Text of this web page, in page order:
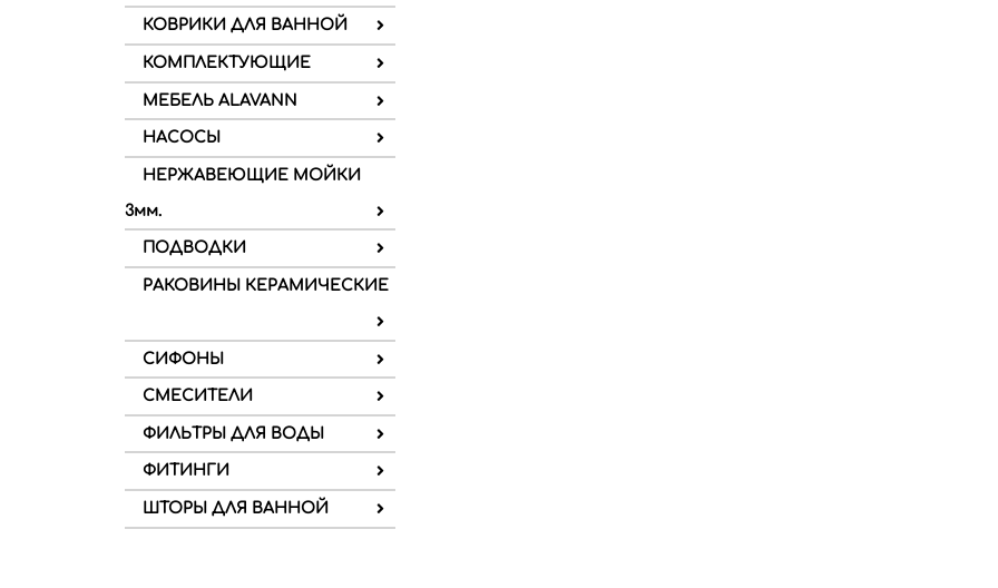
КОВРИКИ ДЛЯ ВАННОЙ
КОМПЛЕКТУЮЩИЕ
МЕБЕЛЬ ALAVANN
НАСОСЫ
НЕРЖАВЕЮЩИЕ МОЙКИ
3мм.
ПОДВОДКИ
РАКОВИНЫ КЕРАМИЧЕСКИЕ
СИФОНЫ
СМЕСИТЕЛИ
ФИЛЬТРЫ ДЛЯ ВОДЫ
ФИТИНГИ
ШТОРЫ ДЛЯ ВАННОЙ